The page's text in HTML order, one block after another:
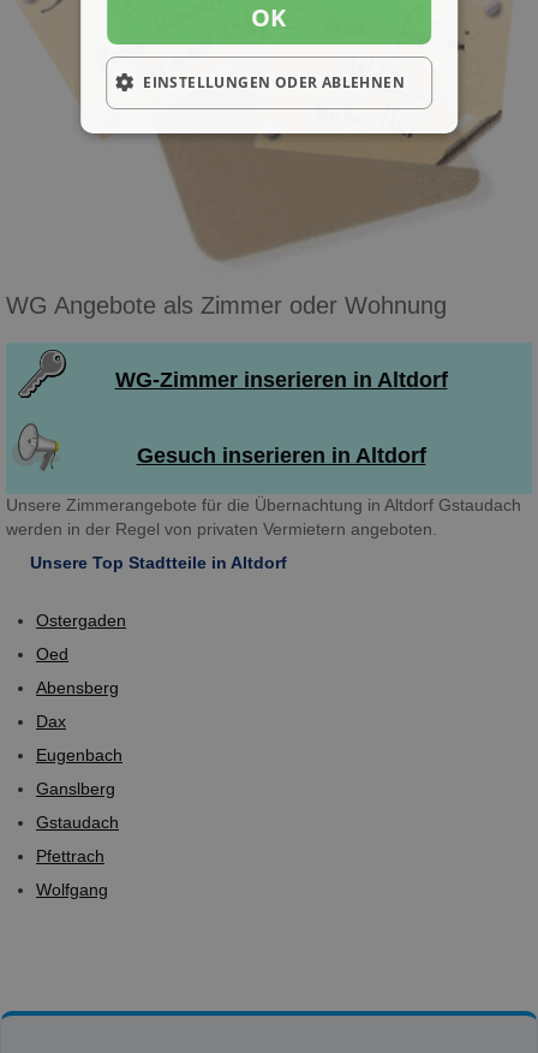
WG Angebote als Zimmer oder Wohnung
WG-Zimmer inserieren in Altdorf
Gesuch inserieren in Altdorf
Unsere Zimmerangebote für die Übernachtung in Altdorf Gstaudach
werden in der Regel von privaten Vermietern angeboten.
Unsere Top Stadtteile in Altdorf
Ostergaden
Oed
Abensberg
Dax
Eugenbach
Ganslberg
Gstaudach
Pfettrach
Wolfgang
OK
EINSTELLUNGEN ODER ABLEHNEN